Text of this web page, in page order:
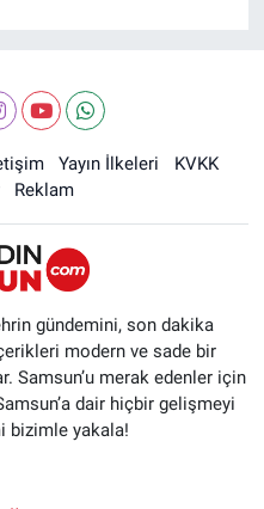
Yayın İlkeleri
KVKK
Reklam
gündemini, son dakika
modern ve sade bir
Samsun’u merak edenler için
dair hiçbir gelişmeyi
bizimle yakala!